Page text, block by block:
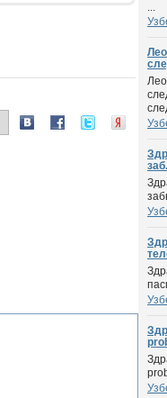
...